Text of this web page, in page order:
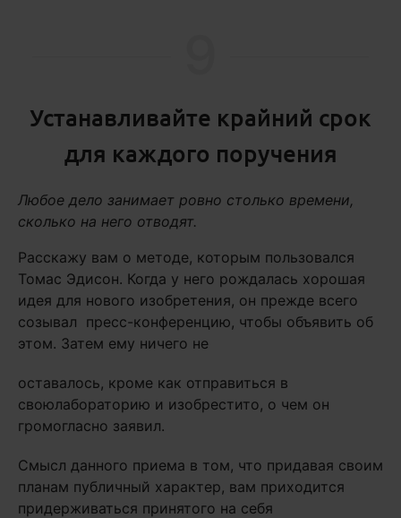
Устанавливайте крайний срок
для каждого поручения
Любое дело занимает ровно столько времени,
сколько на него отводят.
Расскажу вам о методе, которым пользовался
Томас Эдисон. Когда у него рождалась хорошая
идея для нового изобретения, он прежде всего
созывал пресс-конференцию, чтобы объявить об
этом. Затем ему ничего не
оставалось, кроме как отправиться в
своюлабораторию и изобрестито, о чем он
громогласно заявил.
Смысл данного приема в том, что придавая своим
планам публичный характер, вам приходится
придерживаться принятого на себя